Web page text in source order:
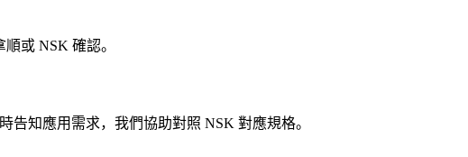
或 NSK 確認。
知應用需求，我們協助對照 NSK 對應規格。